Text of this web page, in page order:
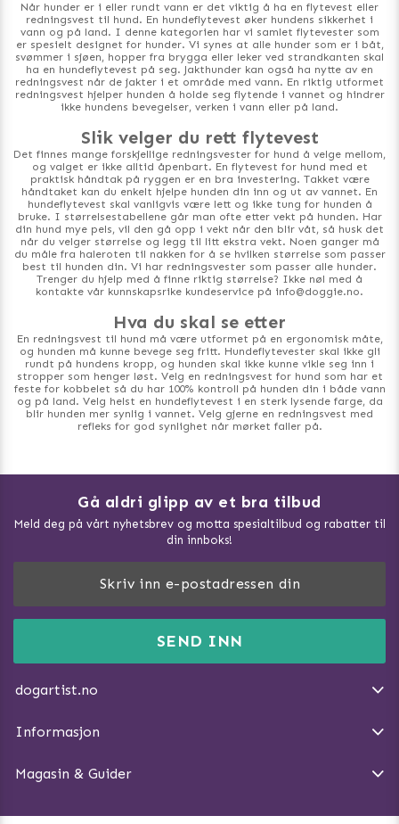
Når hunder er i eller rundt vann er det viktig å ha en flytevest eller
redningsvest til hund. En hundeflytevest øker hundens sikkerhet i
vann og på land. I denne kategorien har vi samlet flytevester som
er spesielt designet for hunder. Vi synes at alle hunder som er i båt,
svømmer i sjøen, hopper fra brygga eller leker ved strandkanten skal
ha en hundeflytevest på seg. Jakthunder kan også ha nytte av en
redningsvest når de jakter i et område med vann. En riktig utformet
redningsvest hjelper hunden å holde seg flytende i vannet og hindrer
ikke hundens bevegelser, verken i vann eller på land.
Slik velger du rett flytevest
Det finnes mange forskjellige redningsvester for hund å velge mellom,
og valget er ikke alltid åpenbart. En flytevest for hund med et
praktisk håndtak på ryggen er en bra investering. Takket være
håndtaket kan du enkelt hjelpe hunden din inn og ut av vannet. En
hundeflytevest skal vanligvis være lett og ikke tung for hunden å
bruke. I størrelsestabellene går man ofte etter vekt på hunden. Har
din hund mye pels, vil den gå opp i vekt når den blir våt, så husk det
når du velger størrelse og legg til litt ekstra vekt. Noen ganger må
du måle fra haleroten til nakken for å se hvilken størrelse som passer
best til hunden din. Vi har redningsvester som passer alle hunder.
Trenger du hjelp med å finne riktig størrelse? Ikke nøl med å
kontakte vår kunnskapsrike kundeservice på info@doggie.no.
Hva du skal se etter
En redningsvest til hund må være utformet på en ergonomisk måte,
og hunden må kunne bevege seg fritt. Hundeflytevester skal ikke gli
rundt på hundens kropp, og hunden skal ikke kunne vikle seg inn i
stropper som henger løst. Velg en redningsvest for hund som har et
feste for kobbelet så du har 100% kontroll på hunden din i både vann
og på land. Velg helst en hundeflytevest i en sterk lysende farge, da
blir hunden mer synlig i vannet. Velg gjerne en redningsvest med
refleks for god synlighet når mørket faller på.
Gå aldri glipp av et bra tilbud
Meld deg på vårt nyhetsbrev og motta spesialtilbud og rabatter til
din innboks!
SEND INN
dogartist.no
Dogartist.no eies og driftes av Purefun Org. nr: 918582711
E-post: info@doggie.no
Informasjon
Angre avtalen
Magasin & Guider
Slik måler du din hund
Tren Nose Work hjemme